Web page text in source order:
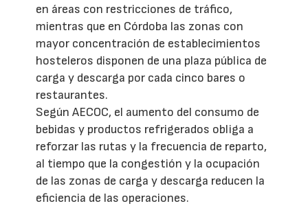
en áreas con restricciones de tráfico,
mientras que en Córdoba las zonas con
mayor concentración de establecimientos
hosteleros disponen de una plaza pública de
carga y descarga por cada cinco bares o
restaurantes.
Según AECOC, el aumento del consumo de
bebidas y productos refrigerados obliga a
reforzar las rutas y la frecuencia de reparto,
al tiempo que la congestión y la ocupación
de las zonas de carga y descarga reducen la
eficiencia de las operaciones.